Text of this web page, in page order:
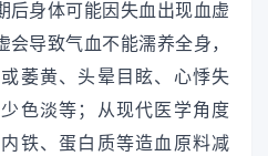
后身体可能因失血出现血虚
导致气血不能濡养全身，
萎黄、头晕目眩、心悸失
色淡等；从现代医学角度
铁、蛋白质等造血原料减